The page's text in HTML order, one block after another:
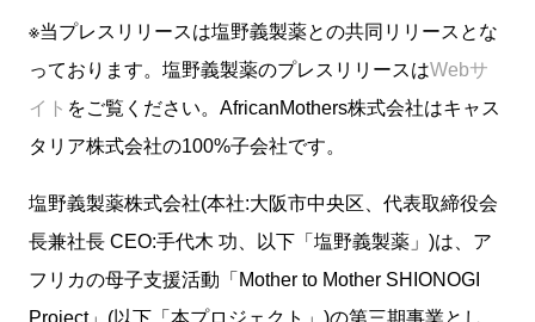
※当プレスリリースは塩野義製薬との共同リリースとな
っております。 塩野義製薬のプレスリリースはWebサ
イト をご覧ください。AfricanMothers株式会社はキャス
タリア株式会社の100%子会社です。
塩野義製薬株式会社(本社:大阪市中央区、代表取締役会
長兼社長 CEO:手代木 功、以下「塩野義製薬」)は、ア
フリカの母子支援活動「Mother to Mother SHIONOGI
Project」(以下「本プロジェクト」)の第三期事業とし